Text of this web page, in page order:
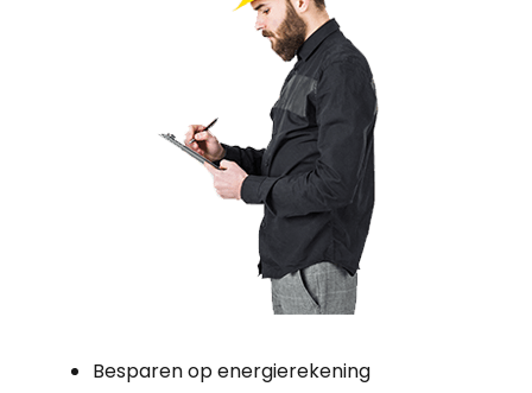
Besparen op energierekening